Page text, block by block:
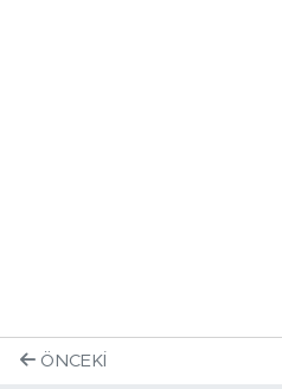
ÖNCEKI